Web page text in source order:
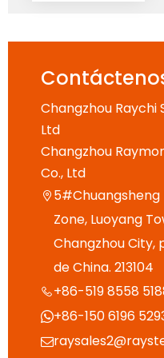
Changzhou Raychi
Ltd
Changzhou
Co., Ltd
 5#Chuangsheng
Zone, Luoyang
Changzhou City,
de China. 213104
+86-519 8558
+86-150 6196
